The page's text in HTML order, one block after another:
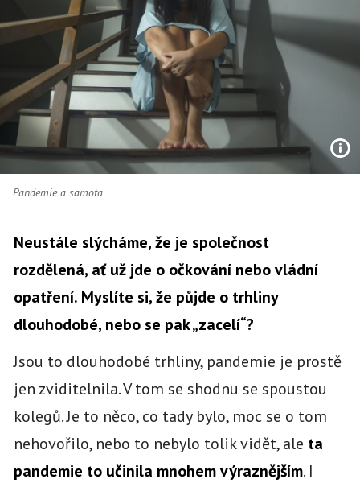
Pandemie a samota
Neustále slýcháme, že je společnost
rozdělená, ať už jde o očkování nebo vládní
opatření. Myslíte si, že půjde o trhliny
dlouhodobé, nebo se pak „zacelí“?
Jsou to dlouhodobé trhliny, pandemie je prostě
jen zviditelnila. V tom se shodnu se spoustou
kolegů. Je to něco, co tady bylo, moc se o tom
nehovořilo, nebo to nebylo tolik vidět, ale ta
pandemie to učinila mnohem výraznějším. I